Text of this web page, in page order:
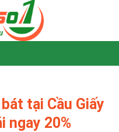
tại Cầu Giấy
ngay 20%